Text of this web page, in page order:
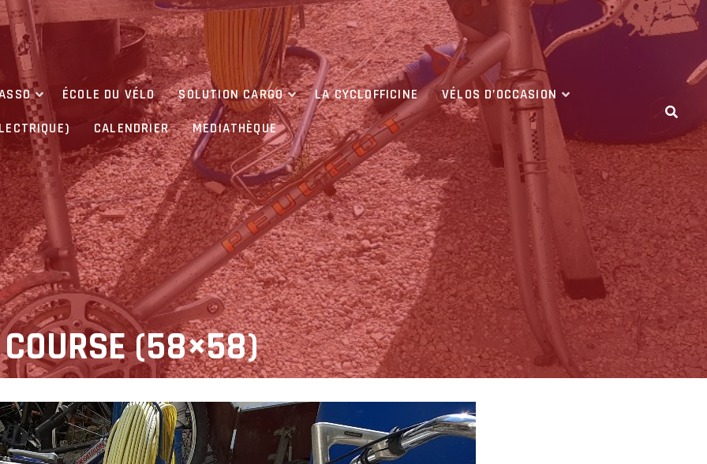
ÉCOLE DU VÉLO SOLUTION CARGO LA CYCLOFFICINE
VÉLOS D’OCCASION
CALENDRIER MEDIATHÈQUE
COURSE (58×58)